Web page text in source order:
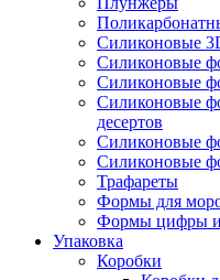
Силиконовые
Силиконовые
Силиконовые
Силиконовые
десертов
Силиконовые
Силиконовые
Трафареты
Формы для
Формы цифры и
Упаковка
Коробки